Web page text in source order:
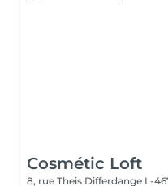
Cosmétic Loft
8, rue Theis Differdange L-